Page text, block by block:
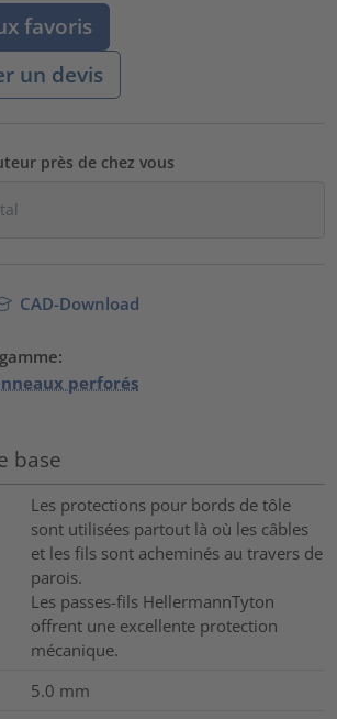
favoris
un devis
près de chez vous
CAD-Download
perforés
base
Les protections pour bords de tôle
sont utilisées partout là où les câbles
et les fils sont acheminés au travers de
parois.
Les passes-fils HellermannTyton
offrent une excellente protection
mécanique.
5.0 mm